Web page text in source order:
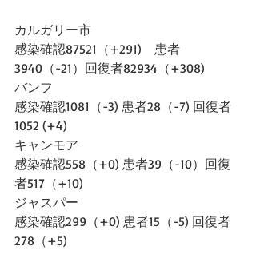
カルガリー市
感染確認87521（+291)　患者
3940（-21）回復者82934（+308)
バンフ
感染確認1081（-3) 患者28（-7) 回復者
1052 (+4)
キャンモア
感染確認558（+0) 患者39（-10）回復
者517（+10)
ジャスパー
感染確認299（+0) 患者15（-5) 回復者
278（+5)